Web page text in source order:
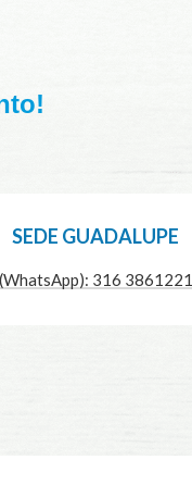
SEDE GUADALUPE
(WhatsApp): 316 3861221